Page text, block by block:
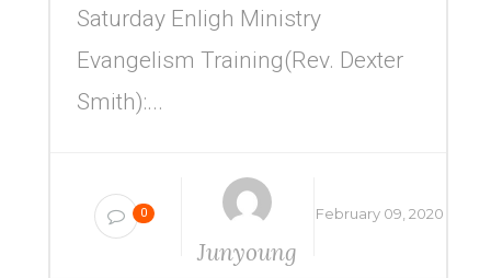
Saturday Enligh Ministry
Evangelism Training(Rev. Dexter
Smith):...
0
Junyoung
February 09, 2020